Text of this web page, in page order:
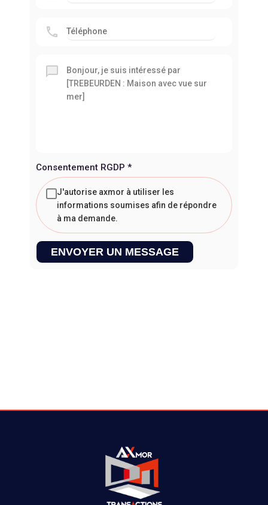
Consentement RGDP *
J'autorise axmor à utiliser les
informations soumises afin de répondre
à ma demande.
ENVOYER UN MESSAGE